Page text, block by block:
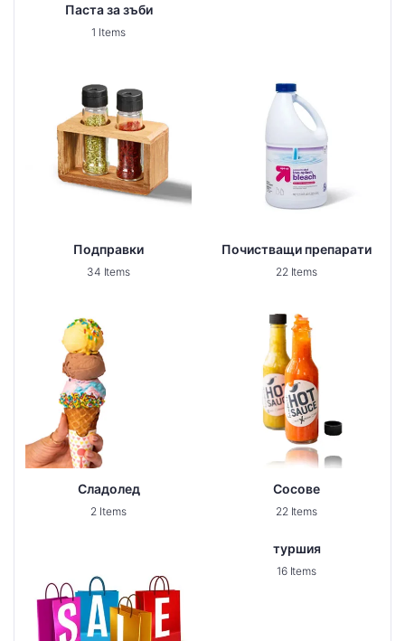
Паста за зъби
1 Items
Подправки
34 Items
Почистващи препарати
22 Items
Сладолед
2 Items
Сосове
22 Items
туршия
16 Items